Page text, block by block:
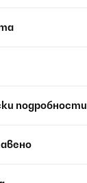
подробности